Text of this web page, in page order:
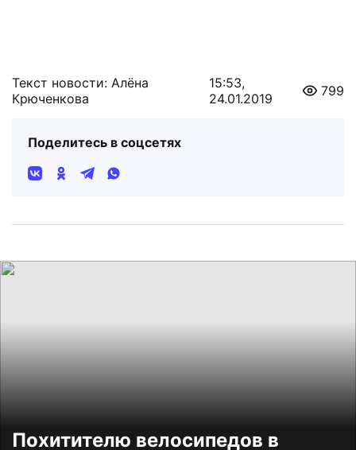
Текст новости: Алёна
Крюченкова
15:53,
24.01.2019
799
Поделитесь в соцсетях
Похитителю велосипедов в